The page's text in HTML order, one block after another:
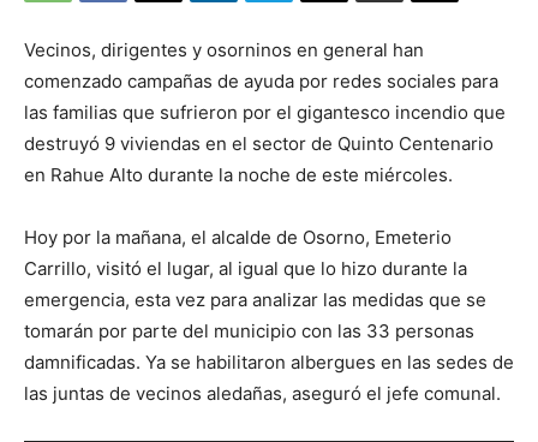
Vecinos, dirigentes y osorninos en general han
comenzado campañas de ayuda por redes sociales para
las familias que sufrieron por el gigantesco incendio que
destruyó 9 viviendas en el sector de Quinto Centenario
en Rahue Alto durante la noche de este miércoles.
Hoy por la mañana, el alcalde de Osorno, Emeterio
Carrillo, visitó el lugar, al igual que lo hizo durante la
emergencia, esta vez para analizar las medidas que se
tomarán por parte del municipio con las 33 personas
damnificadas. Ya se habilitaron albergues en las sedes de
las juntas de vecinos aledañas, aseguró el jefe comunal.